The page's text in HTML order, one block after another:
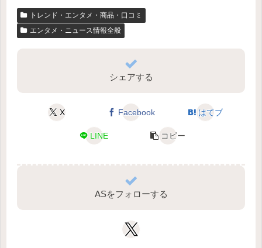
トレンド・エンタメ・商品・口コミ
エンタメ・ニュース情報全般
シェアする
X Facebook はてブ
LINE コピー
ASをフォローする